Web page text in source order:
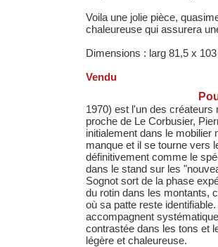
Voila une jolie pièce,
chaleureuse qui assurera
Dimensions : larg 81,5 x
Vendu
1970) est l'un des
proche de Le Corbusier,
initialement dans le mobilier
manque et il se tourne vers
définitivement comme le
dans le stand sur les
Sognot sort de la phase
du rotin dans les montants,
où sa patte reste
accompagnent
contrastée dans les tons et
légère et chaleureuse.